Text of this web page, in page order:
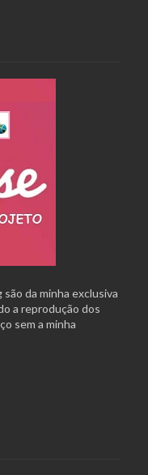
da minha exclusiva
a reprodução dos
sem a minha